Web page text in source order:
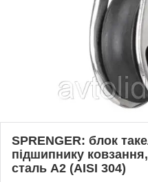
SPRENGER: блок
підшипнику
сталь А2 (AISI 304)